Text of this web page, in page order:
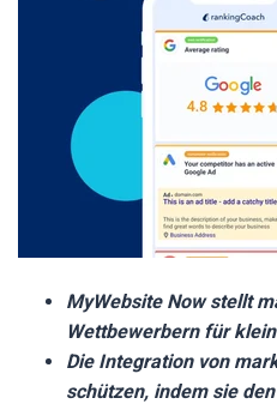
MyWebsite Now stellt
Wettbewerbern für
Die Integration von
schützen, indem sie